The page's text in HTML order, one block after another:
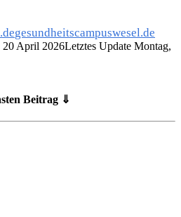
gesundheitscampuswesel.de
20 April 2026Letztes Update Montag,
Beitrag ⇓